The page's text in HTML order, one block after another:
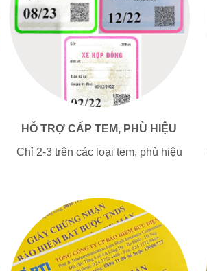
HỖ TRỢ CẤP TEM, PHÙ HIỆU
Chỉ 2-3 trên các loại tem, phù hiệu